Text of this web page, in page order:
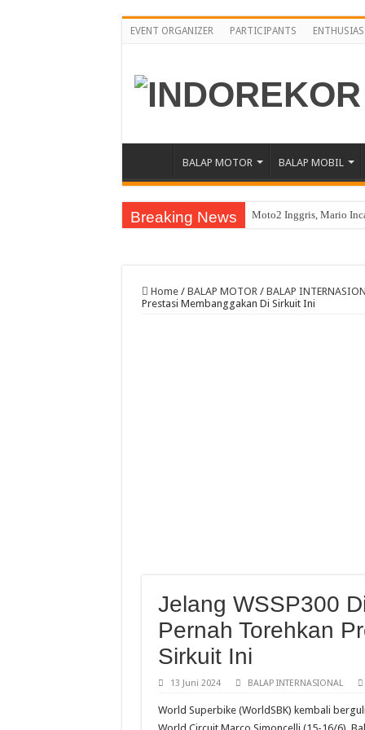
EVENT ORGANIZER PARTICIPANTS
BALAP MOTOR BALAP MOBIL
Breaking News Moto2 Inggris, Mario
Jelang Asia Road
Home / BALAP MOTOR / BALAP
Prestasi Membanggakan Di Sirkuit Ini
Jelang WSSP300
Pernah Torehkan
Sirkuit Ini
13 Juni 2024 BALAP INTERNASIONAL
World Superbike (WorldSBK) kembali